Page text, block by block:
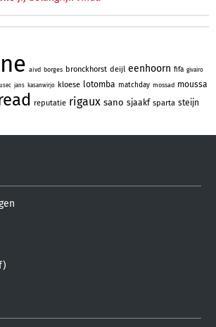
aivd borges bronckhorst deijl eenhoorn fifa givairo
jans kasanwirjo kloese lotomba matchday mossad moussa
reputatie rigaux sano sjaakf sparta steijn